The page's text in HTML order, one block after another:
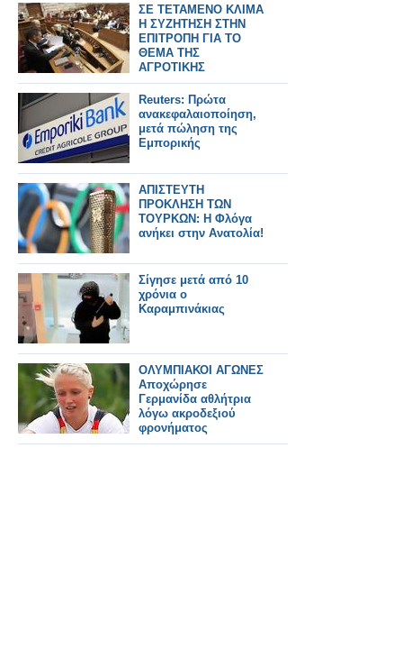
ΣΕ ΤΕΤΑΜΕΝΟ ΚΛΙΜΑ
Η ΣΥΖΗΤΗΣΗ ΣΤΗΝ
ΕΠΙΤΡΟΠΗ ΓΙΑ ΤΟ
ΘΕΜΑ ΤΗΣ
ΑΓΡΟΤΙΚΗΣ
Reuters: Πρώτα
ανακεφαλαιοποίηση,
μετά πώληση της
Εμπορικής
ΑΠΙΣΤΕΥΤΗ
ΠΡΟΚΛΗΣΗ ΤΩΝ
ΤΟΥΡΚΩΝ: Η Φλόγα
ανήκει στην Ανατολία!
Σίγησε μετά από 10
χρόνια ο
Καραμπινάκιας
ΟΛΥΜΠΙΑΚΟΙ ΑΓΩΝΕΣ
Αποχώρησε
Γερμανίδα αθλήτρια
λόγω ακροδεξιού
φρονήματος